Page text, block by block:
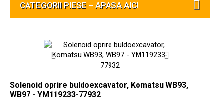
CATEGORII PIESE – APASA AICI
Solenoid oprire buldoexcavator, Komatsu WB93,
WB97 - YM119233-77932